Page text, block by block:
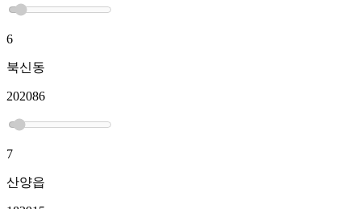
6
북신동
202086
7
산양읍